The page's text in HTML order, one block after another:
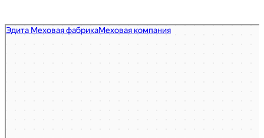
Эдита Меховая фабрика
Магазин кожи и меха в Пятигорске